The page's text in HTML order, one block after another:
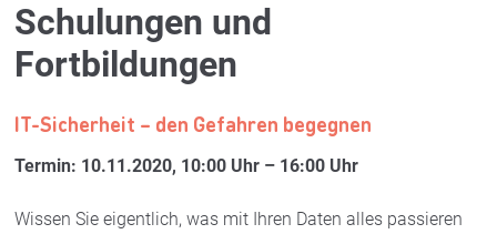
Schulungen und
Fortbildungen
IT-Sicherheit – den Gefahren begegnen
Termin: 10.11.2020, 10:00 Uhr – 16:00 Uhr
Wissen Sie eigentlich, was mit Ihren Daten alles passieren